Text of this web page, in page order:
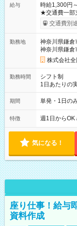
給与
時給1,300円～
★交通費一部支給 時給1,300円～ ※試験・役割
※勤務回数に
り！】 希望
例】 ・河合
×8時間＝日
円の場合あ
円（役割手当
間】試用期間
交通費別
勤務地
神奈川県鎌倉
神奈川県鎌倉
株式会社
勤務時間
シフト制
1日あたりの
間は 試験に
期間 単発・1日の
特徴 週1日からOK
気になる！
座り仕事！給与
資料作成